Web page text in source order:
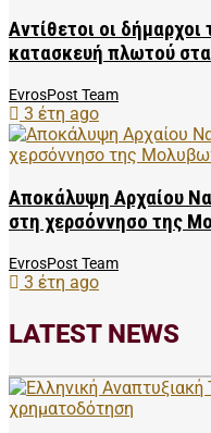
Αντίθετοι οι
κατασκευή πλωτού
EvrosPost Team
3 έτη ago
Αποκάλυψη Αρχαίου
στη χερσόννησο της
EvrosPost Team
3 έτη ago
LATEST NEWS